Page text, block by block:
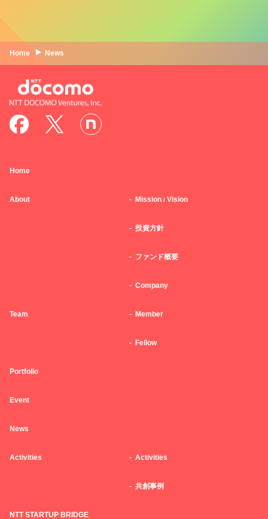
Home News
Home
About Mission / Vision
投資方針
ファンド概要
Company
Team Member
Fellow
Portfolio
Event
News
Activities Activities
共創事例
NTT STARTUP BRIDGE